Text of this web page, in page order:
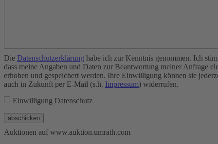
Die Datenschutzerklärung habe ich zur Kenntnis genommen. Ich
dass meine Angaben und Daten zur Beantwortung meiner Anfrage
erhoben und gespeichert werden. Ihre Einwilligung können sie
auch in Zukunft per E-Mail (s.h. Impressum) widerrufen.
Einwilligung Datenschutz
abschicken
Auktionen auf www.auktion.umrath.com